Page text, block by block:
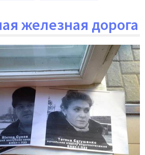
железная дорога